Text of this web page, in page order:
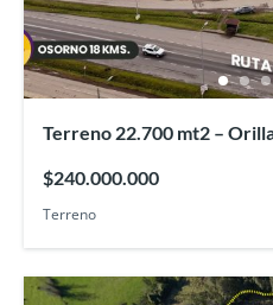
Terreno 22.700 mt2 –
$240.000.000
Terreno